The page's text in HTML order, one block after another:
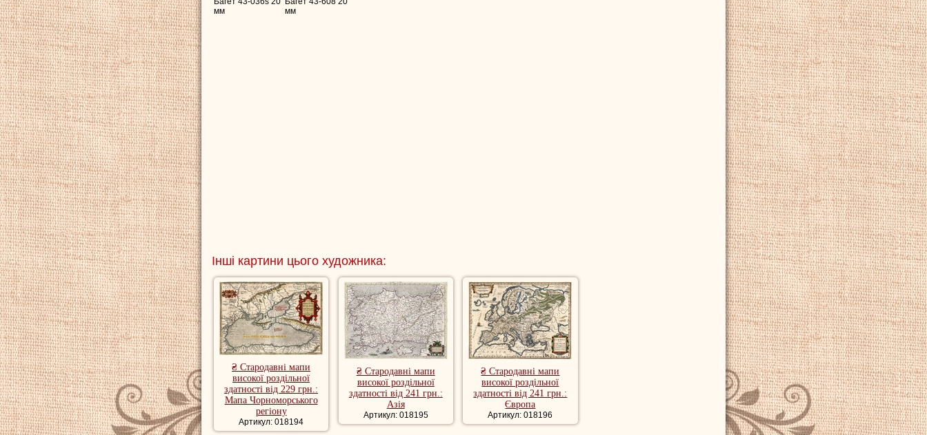
мм
мм
Інші картини цього художника:
₴ Стародавні мапи
високої роздільної
здатності від 229 грн.:
Мапа Чорноморського
регіону
Артикул: 018194
₴ Стародавні мапи
високої роздільної
здатності від 241 грн.:
Азія
Артикул: 018195
₴ Стародавні мапи
високої роздільної
здатності від 241 грн.:
Європа
Артикул: 018196